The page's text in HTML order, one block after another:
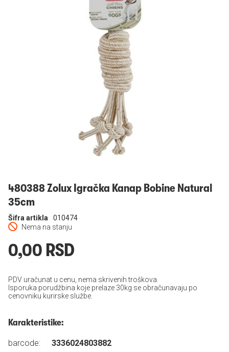
480388 Zolux Igračka Kanap Bobine Natural
35cm
Nema na stanju
Šifra artikla 010474
0,00 RSD
PDV uračunat u cenu, nema skrivenih troškova.
Isporuka porudžbina koje prelaze 30kg se obračunavaju po
cenovniku kurirske službe.
Karakteristike:
barcode:
3336024803882